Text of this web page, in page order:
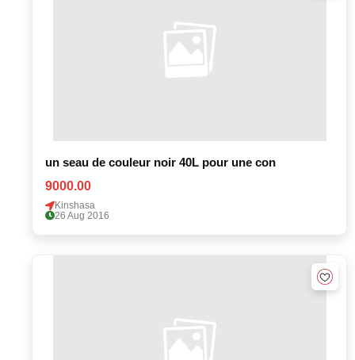
un seau de couleur noir 40L pour une con
9000.00
Kinshasa
26 Aug 2016